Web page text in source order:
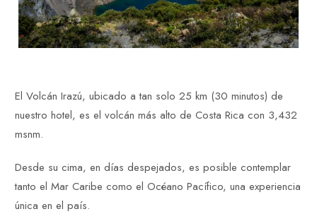
El Volcán Irazú, ubicado a tan solo 25 km (30 minutos) de
nuestro hotel, es el volcán más alto de Costa Rica con 3,432
msnm.
Desde su cima, en días despejados, es posible contemplar
tanto el Mar Caribe como el Océano Pacífico, una experiencia
única en el país.